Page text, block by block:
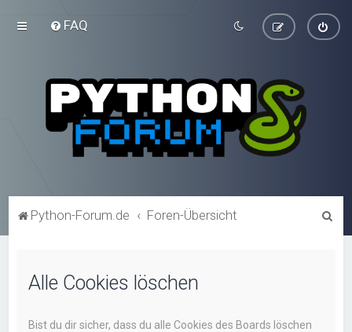
FAQ
Python-Forum.de Foren-Übersicht
Alle Cookies löschen
Bist du dir sicher, dass du alle Cookies des Boards löschen